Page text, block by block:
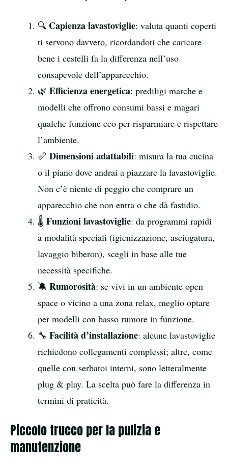
🔍 Capienza lavastoviglie: valuta quanti coperti
ti servono davvero, ricordandoti che caricare
bene i cestelli fa la differenza nell’uso
consapevole dell’apparecchio.
🌿 Efficienza energetica: prediligi marche e
modelli che offrono consumi bassi e magari
qualche funzione eco per risparmiare e rispettare
l’ambiente.
📏 Dimensioni adattabili: misura la tua cucina
o il piano dove andrai a piazzare la lavastoviglie.
Non c’è niente di peggio che comprare un
apparecchio che non entra o che dà fastidio.
🌡 Funzioni lavastoviglie: da programmi rapidi
a modalità speciali (igienizzazione, asciugatura,
lavaggio biberon), scegli in base alle tue
necessità specifiche.
🔕 Rumorosità: se vivi in un ambiente open
space o vicino a una zona relax, meglio optare
per modelli con basso rumore in funzione.
🔧 Facilità d’installazione: alcune lavastoviglie
richiedono collegamenti complessi; altre, come
quelle con serbatoi interni, sono letteralmente
plug & play. La scelta può fare la differenza in
termini di praticità.
Piccolo trucco per la pulizia e
manutenzione